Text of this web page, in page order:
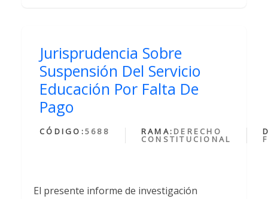
Jurisprudencia Sobre
Suspensión Del Servicio
Educación Por Falta De
Pago
CÓDIGO:5688 RAMA: DERECHO
CONSTITUCIONAL
El presente informe de investigación